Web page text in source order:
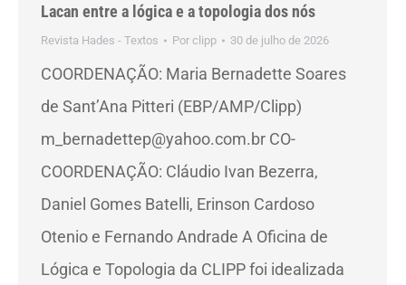
Lacan entre a lógica e a topologia dos nós
Revista Hades - Textos Por clipp 30 de julho de 2026
COORDENAÇÃO: Maria Bernadette Soares
de Sant’Ana Pitteri (EBP/AMP/Clipp)
m_bernadettep@yahoo.com.br CO-
COORDENAÇÃO: Cláudio Ivan Bezerra,
Daniel Gomes Batelli, Erinson Cardoso
Otenio e Fernando Andrade A Oficina de
Lógica e Topologia da CLIPP foi idealizada